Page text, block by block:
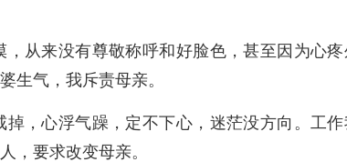
从来没有尊敬称呼和好脸色，甚至因为心
生气，我斥责母亲。
，心浮气躁，定不下心，迷茫没方向。工
，要求改变母亲。